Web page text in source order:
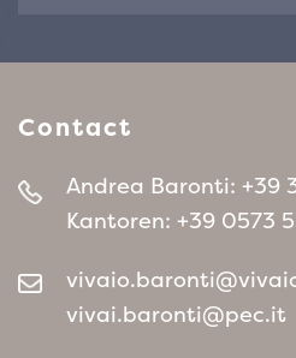
Contact
Andrea Baronti: +39
Kantoren: +39 0573
vivai.baronti@pec.it